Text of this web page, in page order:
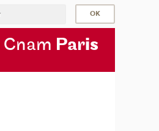
Cnam Paris